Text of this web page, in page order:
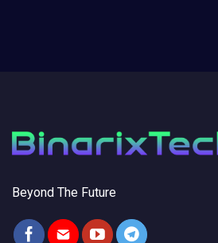
Beyond The Future